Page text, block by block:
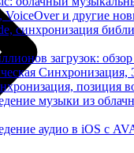
VoiceOver и другие
синхронизация
загрузок:
позиция
музыки из
аудио в iOS с